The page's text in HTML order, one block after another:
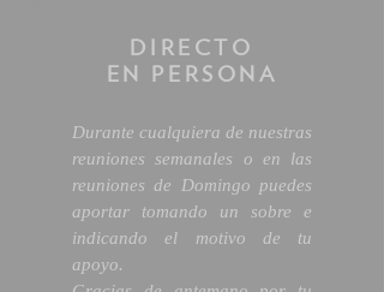
DIRECTO
EN PERSONA
Durante cualquiera de nuestras
reuniones semanales o en las
reuniones de Domingo puedes
aportar tomando un sobre e
indicando el motivo de tu
apoyo.